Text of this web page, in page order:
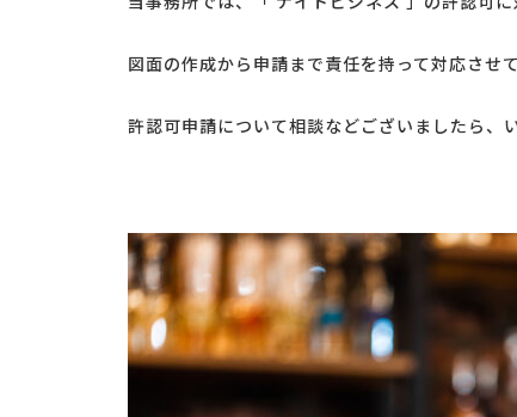
図面の作成から申請まで責任を持って対応させ
許認可申請について相談などございましたら、